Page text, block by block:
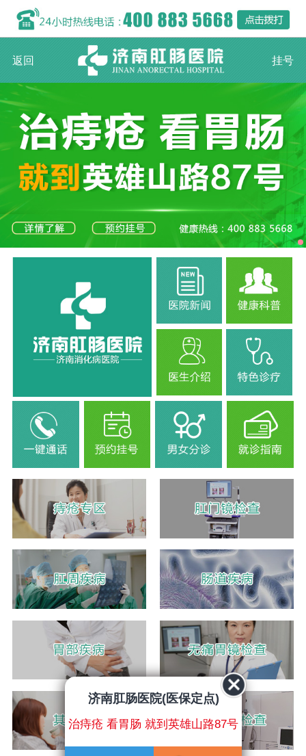
返回 挂号
济南肛肠医院(医保定点)
治痔疮 看胃肠 就到英雄山路87号